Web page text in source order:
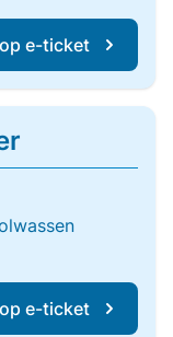
e-ticket
e-ticket